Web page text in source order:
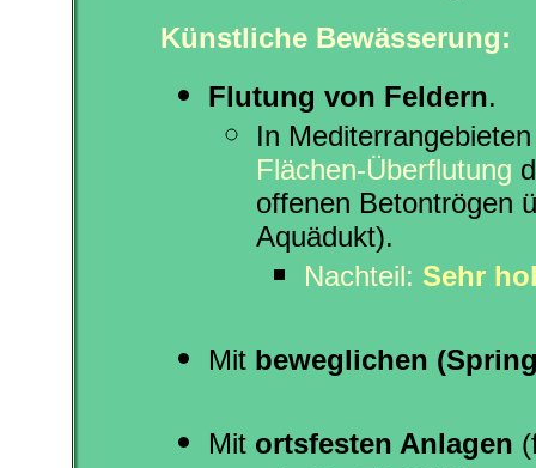
Künstliche Bewässerung:
Flutung von Feldern.
In
Flächen-Überflutung
offenen Betontrögen
Aquädukt).
Nachteil: Sehr
Mit beweglichen
Mit ortsfesten Anlagen